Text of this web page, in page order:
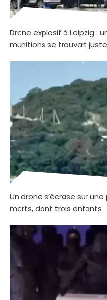
Drone explosif à Leipzig :
munitions se trouvait
Un drone s’écrase sur
morts, dont trois enfants